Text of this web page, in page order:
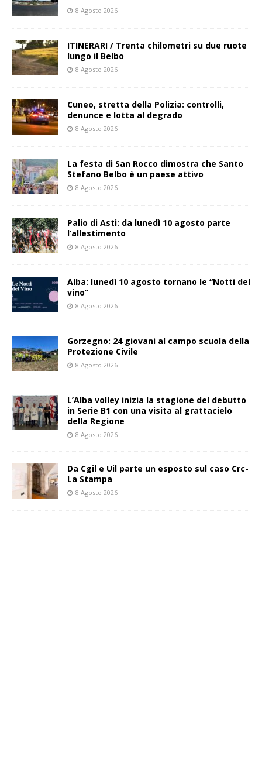
8 Agosto 2026
ITINERARI / Trenta chilometri su due ruote
lungo il Belbo
8 Agosto 2026
Cuneo, stretta della Polizia: controlli,
denunce e lotta al degrado
8 Agosto 2026
La festa di San Rocco dimostra che Santo
Stefano Belbo è un paese attivo
8 Agosto 2026
Palio di Asti: da lunedì 10 agosto parte
l’allestimento
8 Agosto 2026
Alba: lunedì 10 agosto tornano le “Notti del
vino”
8 Agosto 2026
Gorzegno: 24 giovani al campo scuola della
Protezione Civile
8 Agosto 2026
L’Alba volley inizia la stagione del debutto
in Serie B1 con una visita al grattacielo
della Regione
8 Agosto 2026
Da Cgil e Uil parte un esposto sul caso Crc-
La Stampa
8 Agosto 2026